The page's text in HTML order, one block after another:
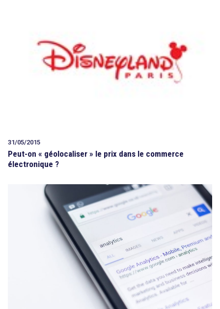
31/05/2015
Peut-on « géolocaliser » le prix dans le commerce
électronique ?